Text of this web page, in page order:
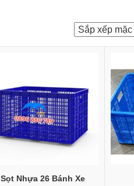
Sọt Nhựa 26 Bánh Xe